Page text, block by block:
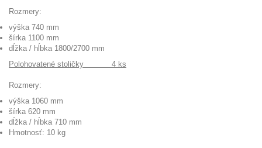
Rozmery:
výška 740 mm
šírka 1100 mm
dĺžka / hĺbka 1800/2700 mm
Polohovatené stoličky 4 ks
Rozmery:
výška 1060 mm
šírka 620 mm
dĺžka / hĺbka 710 mm
Hmotnosť: 10 kg